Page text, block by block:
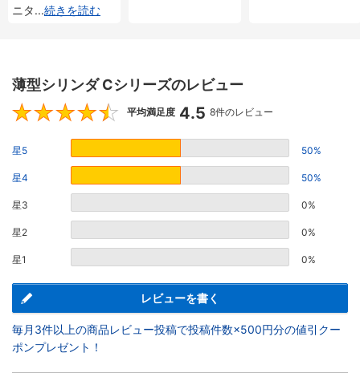
ニタ...続きを読む
薄型シリンダ Cシリーズのレビュー
4.5
平均満足度 4.5 8件のレビュー
星5 50%
星4 50%
星3 0%
星2 0%
星1 0%
レビューを書く
毎月3件以上の商品レビュー投稿で投稿件数×500円分の値引クー
ポンプレゼント！